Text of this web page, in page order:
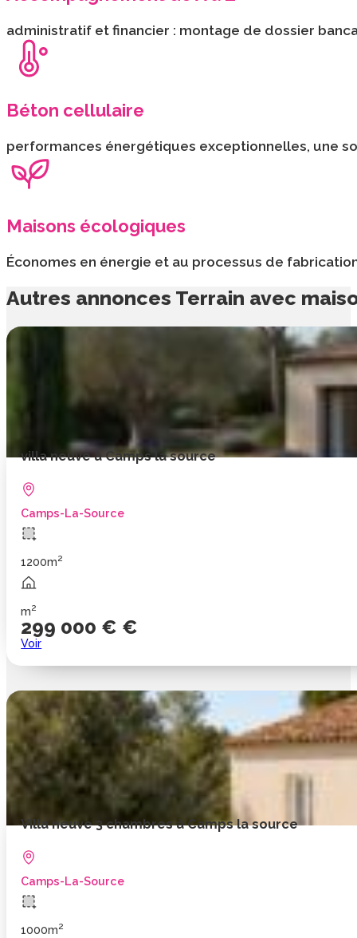
administratif et financier : montage de dossier
Béton cellulaire
performances énergétiques exceptionnelles, une
Maisons écologiques
Économes en énergie et au processus de
Autres annonces Terrain avec
villa neuve à Camps la source
Camps-La-Source
1200m2
m2
299 000 € €
Voir
Villa neuve 3 chambres à Camps la source
Camps-La-Source
1000m2